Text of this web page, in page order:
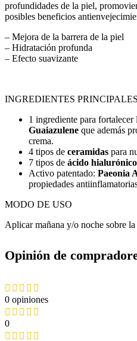
profundidades de la piel,
posibles beneficios
– Mejora de la barrera de la piel
– Hidratación profunda
– Efecto suavizante
INGREDIENTES PRINCIPALES
1 ingrediente para
Guaiazulene que además
crema.
4 tipos de ceramidas para
7 tipos de ácido hialurónico
Activo patentado: Paeonia
propiedades
MODO DE USO
Aplicar mañana y/o noche sobre
Opinión de
0 opiniones
0